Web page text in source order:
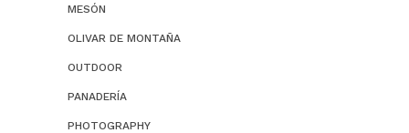
MESÓN
OLIVAR DE MONTAÑA
OUTDOOR
PANADERÍA
PHOTOGRAPHY